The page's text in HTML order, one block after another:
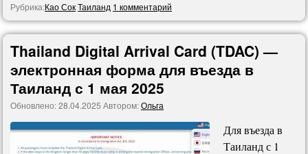
Рубрика:Као СокТаиланд 1 комментарий
Thailand Digital Arrival Card (TDAC) —
электронная форма для въезда в
Таиланд с 1 мая 2025
Обновлено:28.04.2025 Автором:Ольга
Для въезда в
Таиланд с 1